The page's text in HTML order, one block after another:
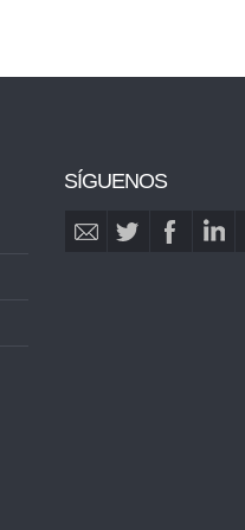
SÍGUENOS